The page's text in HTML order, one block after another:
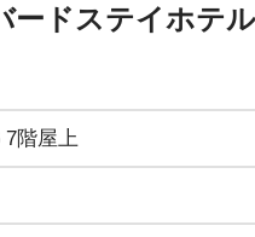
ードステイホテ
階屋上